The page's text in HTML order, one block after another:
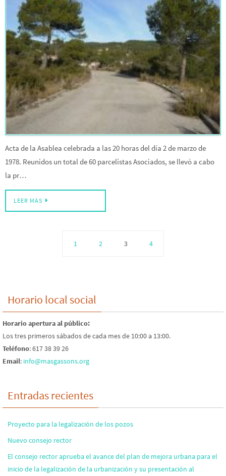
Acta de la Asablea celebrada a las 20 horas del día 2 de marzo de
1978. Reunidos un total de 60 parcelistas Asociados, se llevó a cabo
la pr…
LEER MÁS
1 2 3 4
Horario local social
Horario apertura al público:
Los tres primeros sábados de cada mes de 10:00 a 13:00.
Teléfono: 617 38 39 26
Email: info@masgassons.org
Entradas recientes
Proyecto para la legalización de los pozos
Nuevo consejo rector
El consejo rector aprueba el avance del plan de mejora urbana para el
inicio de la legalización de la urbanización y su presentación al